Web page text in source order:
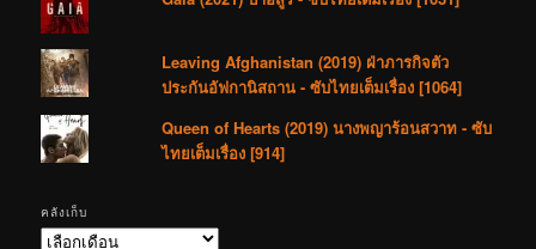
Leaving Afghanistan (2019) ฝ่าภารกิจตัว
ประกันอัฟกานิสถาน - ซับไทยเต็มเรื่อง [1064]
Queen of Hearts (2019) นางพญาร้อนสวาท - ซับ
ไทยเต็มเรื่อง [914]
คลังเก็บ
คลัง